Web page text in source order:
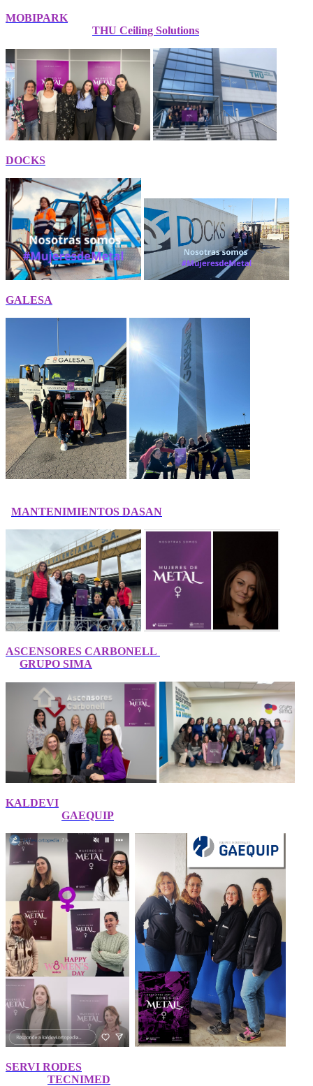
MOBIPARK
THU Ceiling Solutions
DOCKS
GALESA
MANTENIMIENTOS DASAN
ASCENSORES CARBONELL
GRUPO SIMA
KALDEVI
GAEQUIP
SERVI RODES
TECNIMED